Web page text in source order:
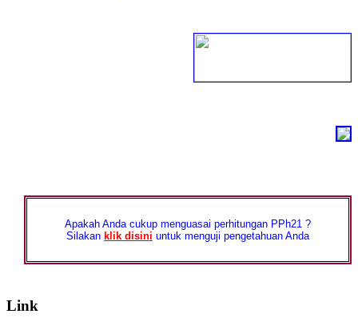
Apakah Anda cukup menguasai perhitungan PPh21 ?
Silakan klik disini untuk menguji pengetahuan Anda
Link